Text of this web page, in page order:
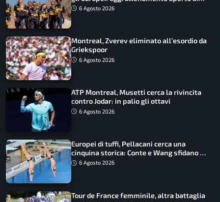
tifosi
6 Agosto 2026
Montreal, Zverev eliminato all’esordio da
Griekspoor
6 Agosto 2026
ATP Montreal, Musetti cerca la rivincita
contro Jodar: in palio gli ottavi
6 Agosto 2026
Europei di tuffi, Pellacani cerca una
cinquina storica: Conte e Wang sfidano la
piattaforma
6 Agosto 2026
Tour de France femminile, altra battaglia